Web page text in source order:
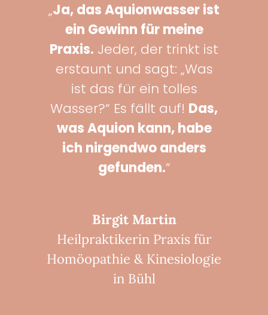
„Ja, das Aquionwasser ist
ein Gewinn für meine
Praxis. Jeder, der trinkt ist
erstaunt und sagt: „Was
ist das für ein tolles
Wasser?“ Es fällt auf! Das,
was Aquion kann, habe
ich nirgendwo anders
gefunden.“
Birgit Martin
Heilpraktikerin Praxis für
Homöopathie & Kinesiologie
in Bühl